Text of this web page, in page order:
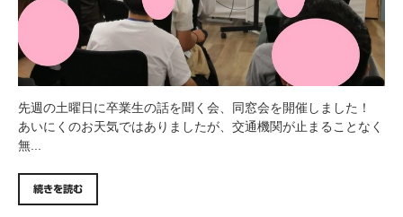
先週の土曜日に卒業生の話を聞く会、同窓会を開催しました！
あいにくのお天気ではありましたが、交通機関が止まることなく
無...
続きを読む